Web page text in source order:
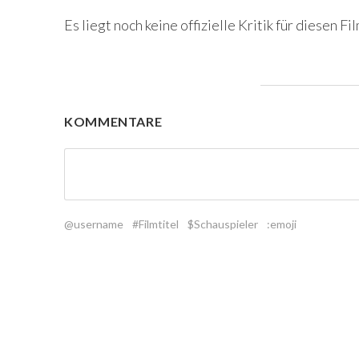
Es liegt noch keine offizielle Kritik für diesen
KOMMENTARE
@username #Filmtitel $Schauspieler :emoji